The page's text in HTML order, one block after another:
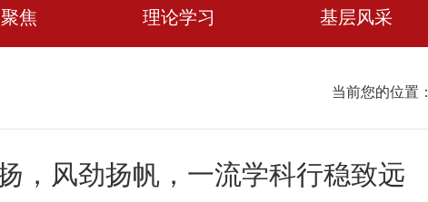
焦 理论学习 基层风采
当前您的位置：
，风劲扬帆，一流学科行稳致远